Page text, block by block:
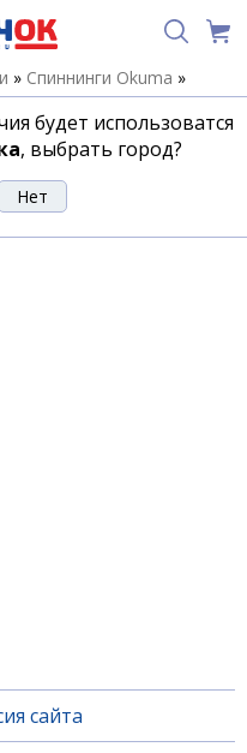
» Спиннинги Okuma »
будет использоватся
, выбрать город?
сайта